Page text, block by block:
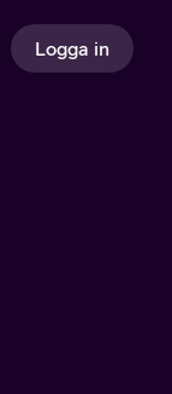
Logga in